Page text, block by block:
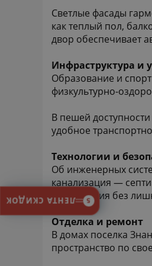
Светлые фасады
как теплый пол,
двор обеспечивает
Инфраструктура и
Образование и
физкультурно-
В пешей
удобное
Технологии и
Об инженерных
канализация —
проживания без
Отделка и ремонт
В домах поселка
пространство по
5
ЛЕНТА СКИДОК